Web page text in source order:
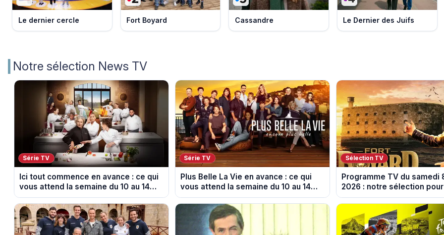
Le dernier cercle Fort Boyard Cassandre Le Dernier des Juifs
Notre sélection News TV
Série TV
Ici tout commence en avance : ce qui
vous attend la semaine du 10 au 14
août 2026 (spoiler)
Série TV
Plus Belle La Vie en avance : ce qui
vous attend la semaine du 10 au 14
août 2026 (spoiler)
Sélection TV
Programme TV du samedi
2026 : notre sélection
soirée télé